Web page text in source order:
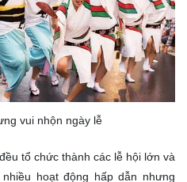
vui nhộn ngày lễ
tổ chức thành các lễ hội lớn và
hoạt động hấp dẫn nhưng